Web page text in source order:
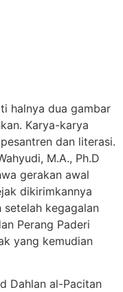
halnya dua gambar
Karya-karya
dan literasi.
M.A., Ph.D
gerakan awal
dikirimkannya
setelah kegagalan
Perang Paderi
yang kemudian
Dahlan al-Pacitan